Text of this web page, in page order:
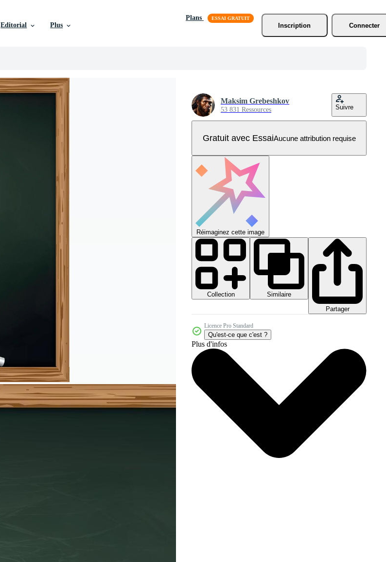
Editorial Plus
Plans
Inscription
Connecter
Maksim Grebeshkov
53 831 Ressources Suivre
Gratuit avec EssaiAucune attribution requise
Réimaginez cette image
Collection
Similaire
Partager
Licence Pro Standard
Qu'est-ce que c'est ?
Plus d'infos